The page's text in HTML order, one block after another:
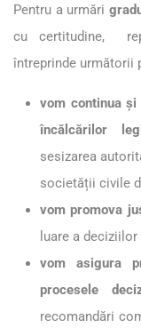
Pentru a urmări
cu certitudine,
întreprinde următorii
vom continua
încălcărilor
sesizarea
societății civile
vom promova
luare a
vom asigura
procesele
recomandări